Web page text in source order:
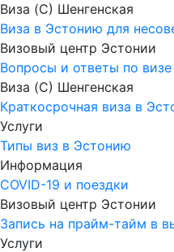
Виза (C) Шенгенская
Виза в Эстонию для
Визовый центр Эстонии
Вопросы и ответы по
Виза (C) Шенгенская
Краткосрочная виза в
Услуги
Типы виз в Эстонию
Информация
COVID-19 и поездки
Визовый центр Эстонии
Запись на прайм-тайм в
Услуги